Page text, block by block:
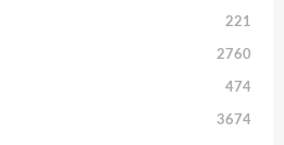
221
2760
474
3674